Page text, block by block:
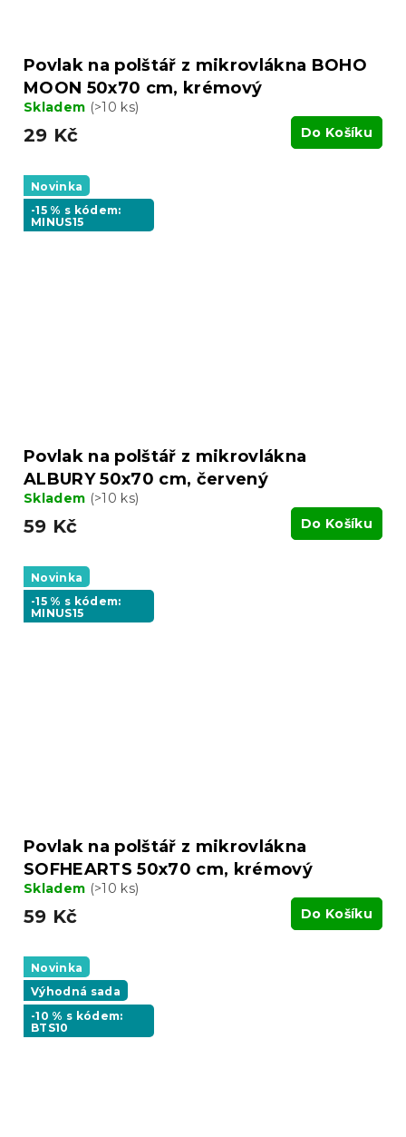
Povlak na polštář z mikrovlákna BOHO
MOON 50x70 cm, krémový
Skladem (>10 ks)
29 Kč Do Košíku
Novinka
-15 % s kódem:
MINUS15
Povlak na polštář z mikrovlákna
ALBURY 50x70 cm, červený
Skladem (>10 ks)
59 Kč Do Košíku
Novinka
-15 % s kódem:
MINUS15
Povlak na polštář z mikrovlákna
SOFHEARTS 50x70 cm, krémový
Skladem (>10 ks)
59 Kč Do Košíku
Novinka
Výhodná sada
-10 % s kódem:
BTS10